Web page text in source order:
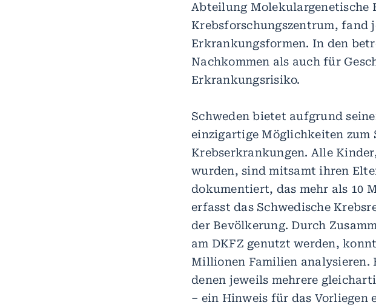
Abteilung Molekulargenetische
Krebsforschungszentrum, fand
Erkrankungsformen. In den
Nachkommen als auch für
Erkrankungsrisiko.
Schweden bietet aufgrund
einzigartige Möglichkeiten zum
Krebserkrankungen. Alle
wurden, sind mitsamt ihren
dokumentiert, das mehr als 10
erfasst das Schwedische
der Bevölkerung. Durch
am DKFZ genutzt werden,
Millionen Familien analysieren.
denen jeweils mehrere
– ein Hinweis für das